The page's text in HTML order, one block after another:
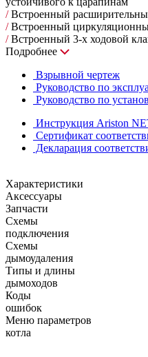
/Встроенный
/Встроенный
/Встроенный 3-х ходовой
Подробнее
Взрывной чертеж
Руководство по
Руководство по
Инструкция Ariston
Сертификат
Декларация
Характеристики
Аксессуары
Запчасти
Схемы
подключения
Схемы
дымоудаления
Типы и длины
дымоходов
Коды
ошибок
Меню параметров
котла